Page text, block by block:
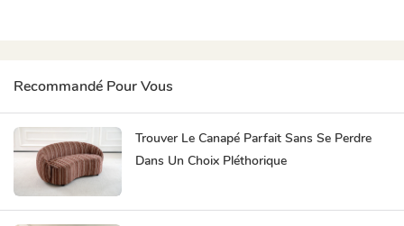
Recommandé Pour Vous
Trouver Le Canapé Parfait Sans Se Perdre
Dans Un Choix Pléthorique